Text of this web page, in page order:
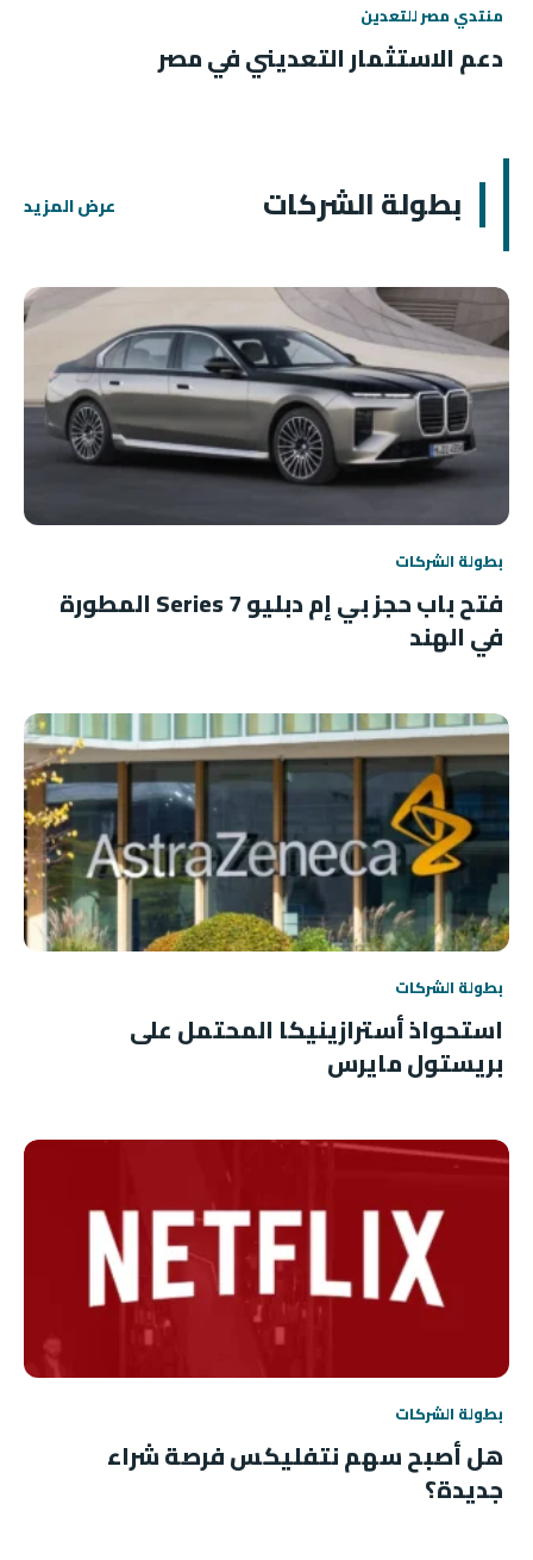
منتدي مصر للتعدين
دعم الاستثمار التعديني في مصر
بطولة الشركات عرض المزيد
بطولة الشركات
فتح باب حجز بي إم دبليو 7 Series المطورة
في الهند
بطولة الشركات
استحواذ أسترازينيكا المحتمل على
بريستول مايرس
بطولة الشركات
هل أصبح سهم نتفليكس فرصة شراء
جديدة؟